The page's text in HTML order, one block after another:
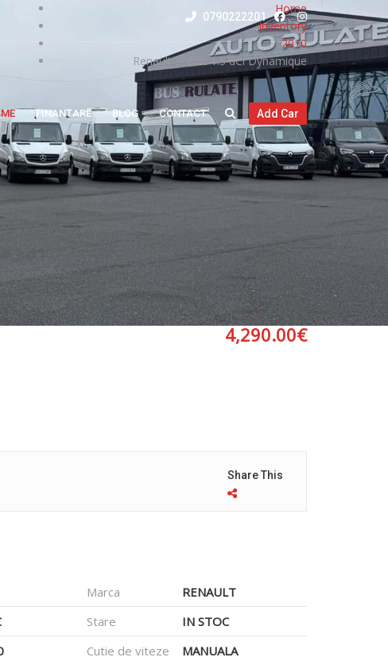
0790222201
FINANȚARE BLOG CONTACT Add Car
Home
Inventory
2010
Renault Scenic 1.5 dCi Dynamique
4,290.00€
Share This
Marca
RENAULT
Stare
IN STOC
Cutie de viteze
MANUALA